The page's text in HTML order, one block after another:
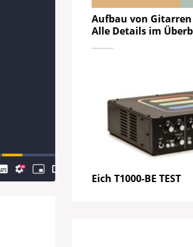
Aufbau von
Alle Details im
Eich T1000-BE TEST